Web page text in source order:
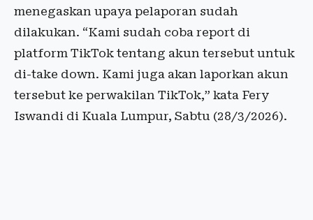
menegaskan upaya pelaporan sudah
dilakukan. “Kami sudah coba report di
platform TikTok tentang akun tersebut untuk
di-take down. Kami juga akan laporkan akun
tersebut ke perwakilan TikTok,” kata Fery
Iswandi di Kuala Lumpur, Sabtu (28/3/2026).